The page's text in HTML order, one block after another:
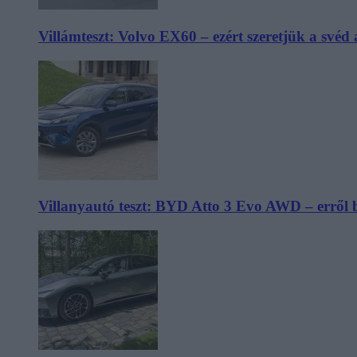
Villámteszt: Volvo EX60 – ezért szeretjük a svéd
Villanyautó teszt: BYD Atto 3 Evo AWD – erről